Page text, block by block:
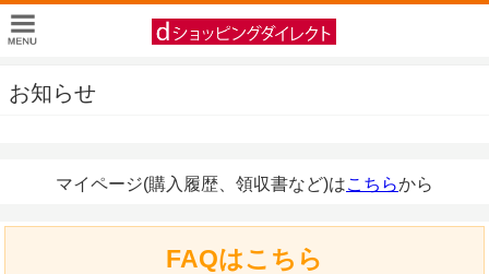
お知らせ
マイページ(購入履歴、領収書など)はこちらから
FAQはこちら